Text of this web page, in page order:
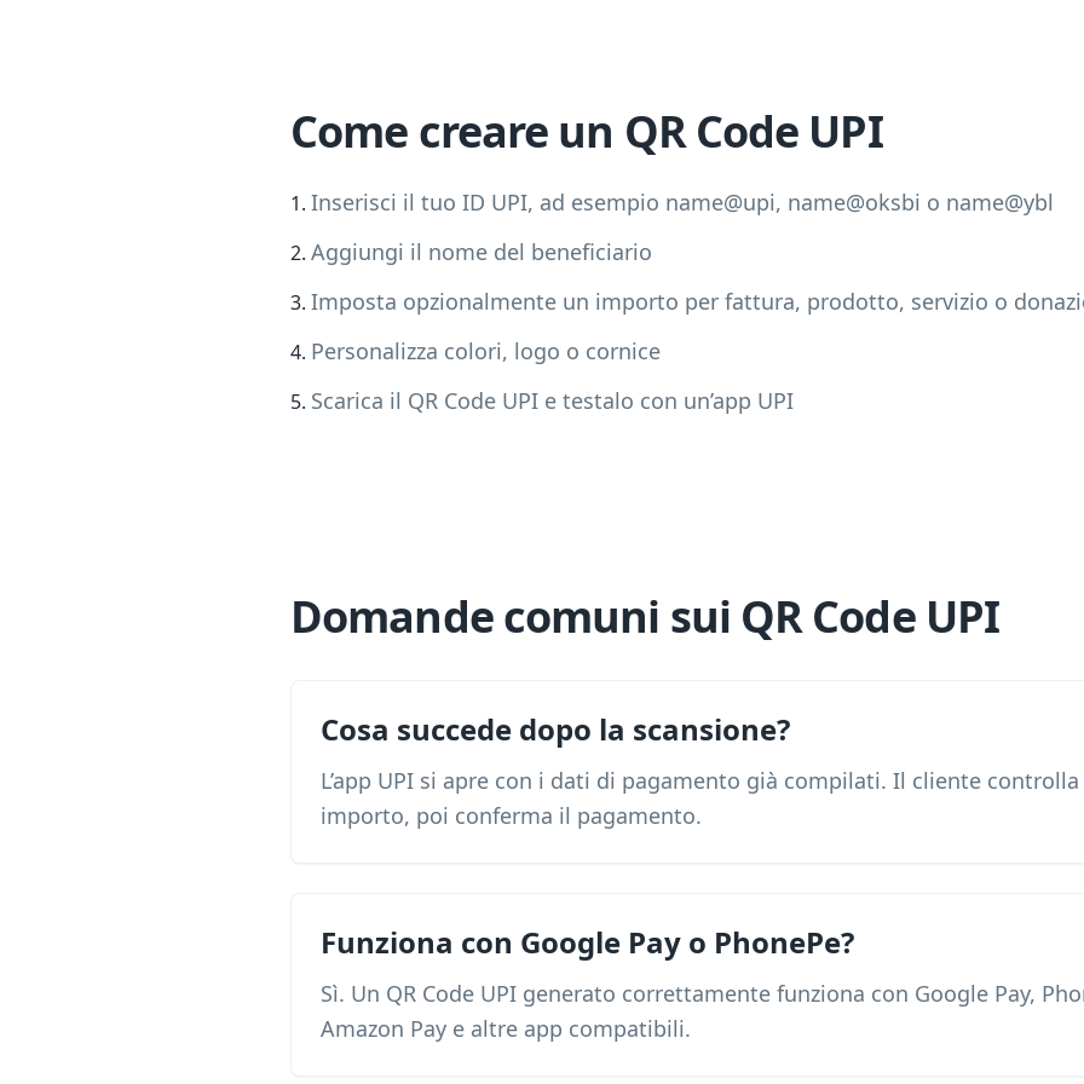
Come creare un QR Code UPI
Inserisci il tuo ID UPI, ad esempio name@upi, name@oksbi o name@ybl
Aggiungi il nome del beneficiario
Imposta opzionalmente un importo per fattura, prodotto, servizio o
Personalizza colori, logo o cornice
Scarica il QR Code UPI e testalo con un’app UPI
Domande comuni sui QR Code UPI
Cosa succede dopo la scansione?
L’app UPI si apre con i dati di pagamento già compilati. Il cliente
importo, poi conferma il pagamento.
Funziona con Google Pay o PhonePe?
Sì. Un QR Code UPI generato correttamente funziona con Google Pay,
Amazon Pay e altre app compatibili.